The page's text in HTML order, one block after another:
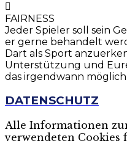
FAIRNESS
Jeder Spieler soll sein
er gerne behandelt
Dart als Sport
Unterstützung und
das irgendwann möglich
DATENSCHUTZ
Alle Informationen
verwendeten Cookies